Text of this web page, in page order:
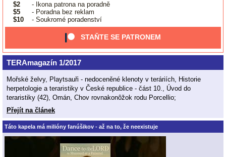
$2
- Ikona patrona na poradně
$5
- Poradna bez reklam
$10
- Soukromé poradenství
STAŇTE SE PATRONEM
TERAmagazín 1/2017
Mořské želvy, Playtsauři - nedoceněné klenoty v teráriích, Historie
herpetologie a teraristiky v České republice - část 10., Úvod do
teraristiky (42), Omán, Chov rovnakonôžok rodu Porcellio;
Přejít na článek
Táto kapela má milióny fanúšikov - až na to, že neexistuje